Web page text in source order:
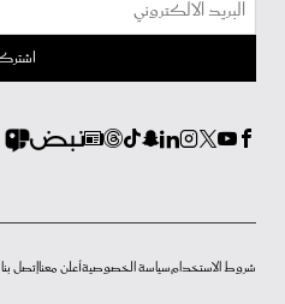
شروط الاستخدامسياسة الخصوصيةأعلن معناإتصل بنا